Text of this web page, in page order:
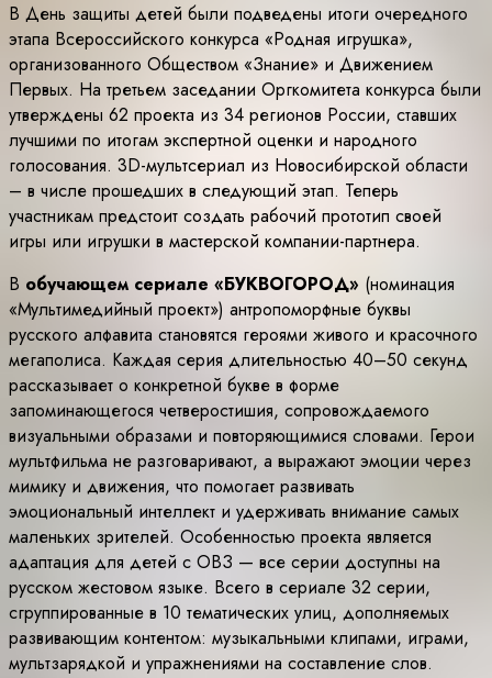
В День защиты детей были подведены итоги очередного
этапа Всероссийского конкурса «Родная игрушка»,
организованного Обществом «Знание» и Движением
Первых. На третьем заседании Оргкомитета конкурса были
утверждены 62 проекта из 34 регионов России, ставших
лучшими по итогам экспертной оценки и народного
голосования. 3D-мультсериал из Новосибирской области
– в числе прошедших в следующий этап. Теперь
участникам предстоит создать рабочий прототип своей
игры или игрушки в мастерской компании-партнера.
В обучающем сериале «БУКВОГОРОД» (номинация
«Мультимедийный проект») антропоморфные буквы
русского алфавита становятся героями живого и красочного
мегаполиса. Каждая серия длительностью 40–50 секунд
рассказывает о конкретной букве в форме
запоминающегося четверостишия, сопровождаемого
визуальными образами и повторяющимися словами. Герои
мультфильма не разговаривают, а выражают эмоции через
мимику и движения, что помогает развивать
эмоциональный интеллект и удерживать внимание самых
маленьких зрителей. Особенностью проекта является
адаптация для детей с ОВЗ — все серии доступны на
русском жестовом языке. Всего в сериале 32 серии,
сгруппированные в 10 тематических улиц, дополняемых
развивающим контентом: музыкальными клипами, играми,
мультзарядкой и упражнениями на составление слов.